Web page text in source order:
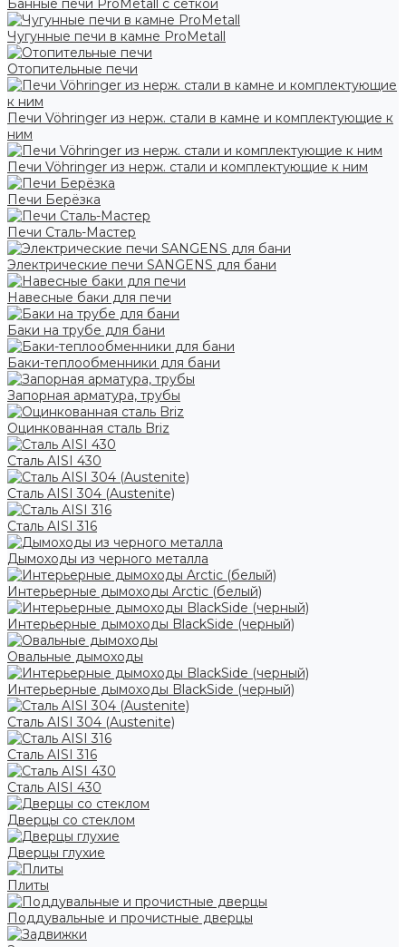
Банные печи ProMetall с сеткой
Чугунные печи в камне ProMetall
Отопительные печи
Печи Vöhringer из нерж. стали в камне и комплектующие к
ним
Печи Vöhringer из нерж. стали и комплектующие к ним
Печи Берёзка
Печи Сталь-Мастер
Электрические печи SANGENS для бани
Навесные баки для печи
Баки на трубе для бани
Баки-теплообменники для бани
Запорная арматура, трубы
Оцинкованная сталь Briz
Сталь AISI 430
Сталь AISI 304 (Austenite)
Сталь AISI 316
Дымоходы из черного металла
Интерьерные дымоходы Arctic (белый)
Интерьерные дымоходы BlackSide (черный)
Овальные дымоходы
Интерьерные дымоходы BlackSide (черный)
Сталь AISI 304 (Austenite)
Сталь AISI 316
Сталь AISI 430
Дверцы со стеклом
Дверцы глухие
Плиты
Поддувальные и прочистные дверцы